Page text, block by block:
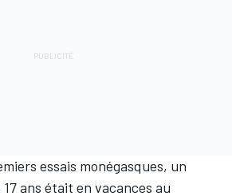
essais monégasques, un
ans était en vacances au